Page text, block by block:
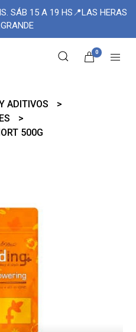
SÁB 15 A 19 HS📍LAS HERAS
0
ADITIVOS
500G